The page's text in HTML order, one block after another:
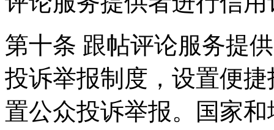
第十条 跟帖评论服务提
投诉举报制度，设置便
置公众投诉举报。国家